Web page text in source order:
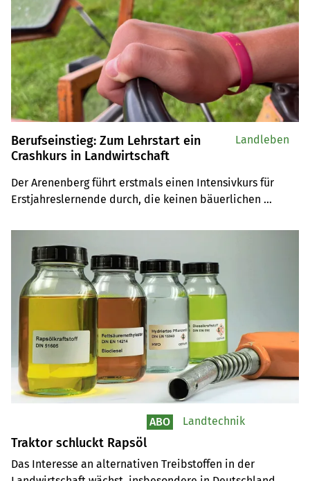
Berufseinstieg: Zum Lehrstart ein
Crashkurs in Landwirtschaft
Der Arenenberg führt erstmals einen Intensivkurs für
Erstjahreslernende durch, die keinen bäuerlichen
Landleben
Traktor schluckt Rapsöl
Das Interesse an alternativen Treibstoffen in der
ABO Landtechnik